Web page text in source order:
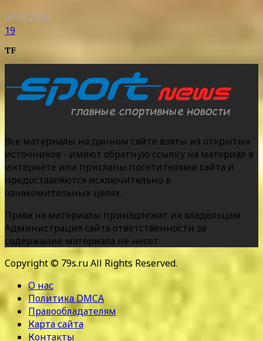
08.08.2026
19
TF
Все материалы на данном сайте взяты из открытых
источников - имеют обратную ссылку на материал в
интернете или присланы посетителями сайта и
предоставляются исключительно в
ознакомительных целях.
Права на материалы принадлежат их владельцам.
Администрация сайта ответственности за
содержание материала не несет.
Copyright © 79s.ru All Rights Reserved.
О нас
Политика DMCA
Правообладателям
Карта сайта
Контакты